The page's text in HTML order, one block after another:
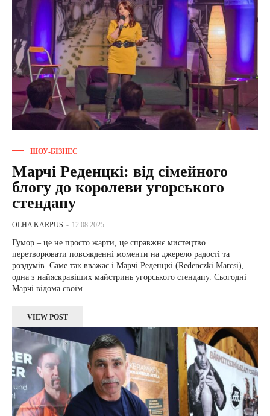
ШОУ-БІЗНЕС
Марчі Реденцкі: від сімейного
блогу до королеви угорського
стендапу
OLHA KARPUS - 12.08.2025
Гумор – це не просто жарти, це справжнє мистецтво
перетворювати повсякденні моменти на джерело радості та
роздумів. Саме так вважає і Марчі Реденцкі (Redenczki Marcsi),
одна з найяскравіших майстринь угорського стендапу. Сьогодні
Марчі відома своїм...
VIEW POST